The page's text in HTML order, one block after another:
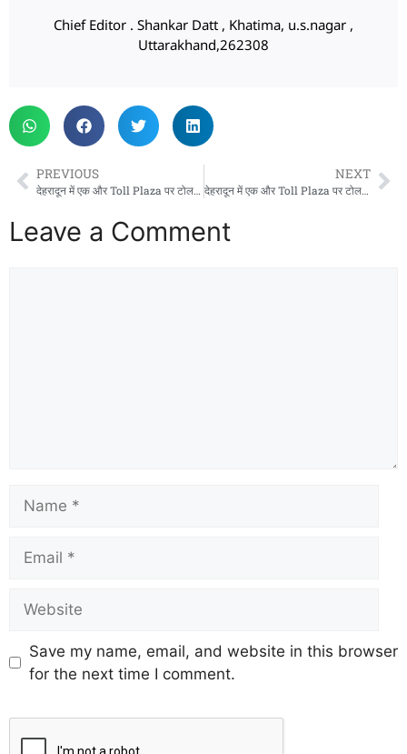
Chief Editor . Shankar Datt , Khatima, u.s.nagar ,
Uttarakhand,262308
PREVIOUS
देहरादून में एक और Toll Plaza पर टोल वसूली शुरू, स्थानीय लोगों के लिए इतने रुपयों मासिक पास की सुविधा
NEXT
देहरादून में एक और Toll Plaza पर टोल वसूली शुरू, स्थानीय लोगों के लिए इतने रुपयों मासिक पास की सुविधा
Leave a Comment
Save my name, email, and website in this browser
for the next time I comment.